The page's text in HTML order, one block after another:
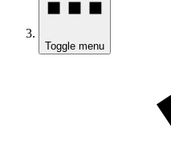
Toggle menu